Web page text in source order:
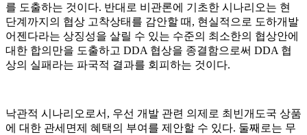
를 도출하는 것이다. 반대로 비관론에 기초한 시나리오는 현
단계까지의 협상 고착상태를 감안할 때, 현실적으로 도하개발
어젠다라는 상징성을 살릴 수 있는 수준의 최소한의 협상안에
대한 합의만을 도출하고 DDA 협상을 종결함으로써 DDA 협
상의 실패라는 파국적 결과를 회피하는 것이다.
낙관적 시나리오로서, 우선 개발 관련 의제로 최빈개도국 상품
에 대한 관세면제 혜택의 부여를 제안할 수 있다. 둘째로는 무